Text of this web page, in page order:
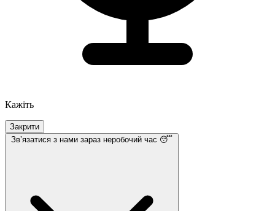
Кажіть
Закрити
Звʼязатися з нами зараз неробочий час 😴